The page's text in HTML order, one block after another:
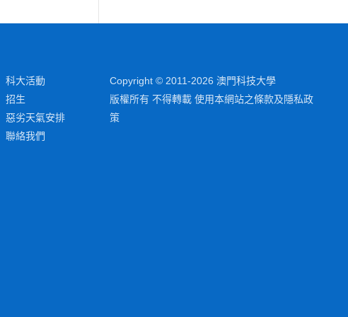
科大活動
招生
惡劣天氣安排
聯絡我們
Copyright © 2011-2026 澳門科技大學
版權所有 不得轉載 使用本網站之條款及隱私政
策